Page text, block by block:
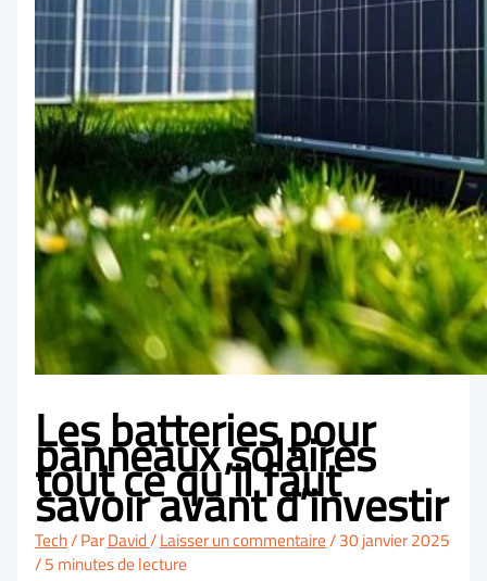
Les batteries pour
panneaux solaires
tout ce qu’il faut
savoir avant d’investir
Tech/ ParDavid/Laisser un commentaire/30 janvier 2025
/5 minutes de lecture